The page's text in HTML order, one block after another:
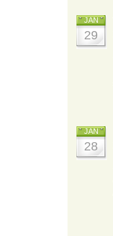
JAN
29
JAN
28